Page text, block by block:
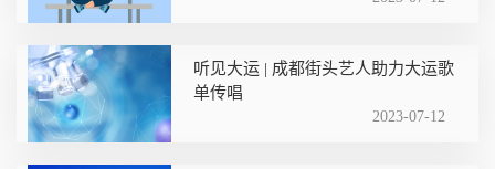
听见大运 | 成都街头艺人助力大运歌
单传唱
2023-07-12